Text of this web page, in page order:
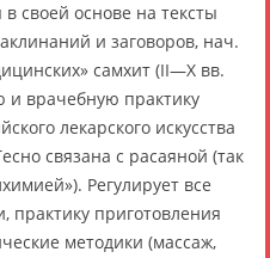
своей основе на тексты
и заговоров, нач.
самхит (II—X вв.
и врачебную практику
лекарского искусства
связана с расаяной (так
Регулирует все
практику приготовления
методики (массаж,